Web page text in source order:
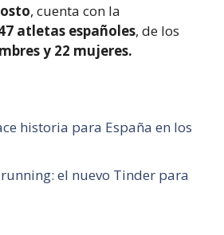
, cuenta con la
atletas españoles, de los
y 22 mujeres.
historia para España en los
el nuevo Tinder para